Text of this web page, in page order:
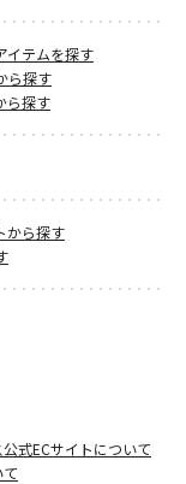
イテムを探す
ら探す
ら探す
から探す
式ECサイトについて